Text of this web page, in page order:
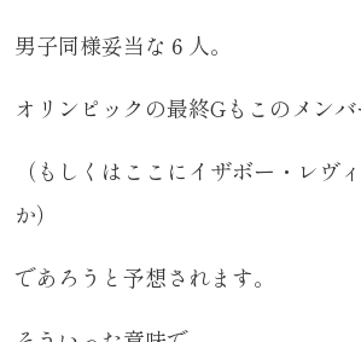
男子同様妥当な６人。
オリンピックの最終Gもこのメンバ
（もしくはここにイザボー・レヴ
か）
であろうと予想されます。